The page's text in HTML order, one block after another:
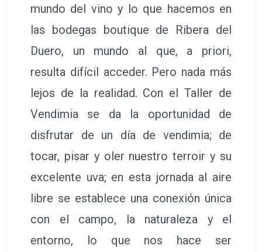
mundo del vino y lo que hacemos en
las bodegas boutique de Ribera del
Duero, un mundo al que, a priori,
resulta difícil acceder. Pero nada más
lejos de la realidad. Con el Taller de
Vendimia se da la oportunidad de
disfrutar de un día de vendimia; de
tocar, pisar y oler nuestro terroir y su
excelente uva; en esta jornada al aire
libre se establece una conexión única
con el campo, la naturaleza y el
entorno, lo que nos hace ser